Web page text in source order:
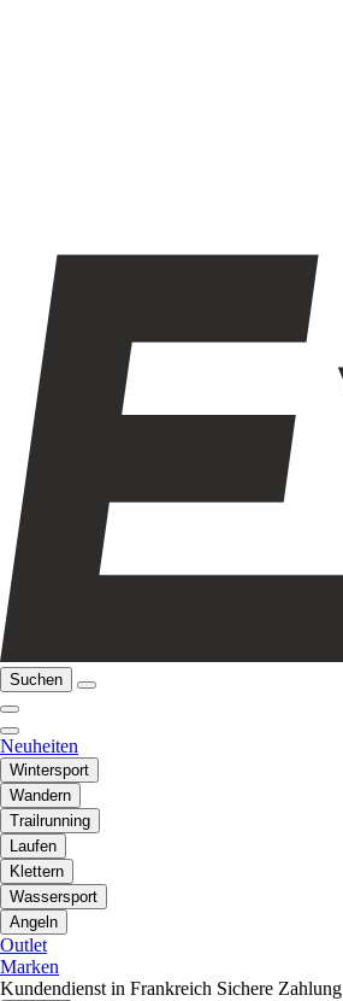
Suchen
Neuheiten
Wintersport
Wandern
Trailrunning
Laufen
Klettern
Wassersport
Angeln
Outlet
Marken
Kundendienst in Frankreich Sichere Zahlung